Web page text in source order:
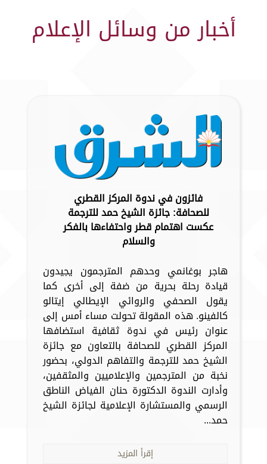
أخبار من وسائل الإعلام
فائزون في ندوة المركز القطري
للصحافة: جائزة الشيخ حمد للترجمة
عكست اهتمام قطر واحتفاءها بالفكر
والسلام
هاجر بوغانمي وحدهم المترجمون يجيدون
قيادة رحلة بحرية من ضفة إلى أخرى كما
يقول الصحفي والروائي الإيطالي إيتالو
كالفينو. هذه المقولة تحولت مساء أمس إلى
عنوان رئيس في ندوة ثقافية استضافها
المركز القطري للصحافة بالتعاون مع جائزة
الشيخ حمد للترجمة والتفاهم الدولي، بحضور
نخبة من المترجمين والإعلاميين والمثقفين،
وأدارت الندوة الدكتورة حنان الفياض الناطق
الرسمي والمستشارة الإعلامية لجائزة الشيخ
حمد...
إقرأ المزيد